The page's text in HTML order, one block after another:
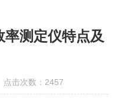
测定仪特点及
击次数：2457